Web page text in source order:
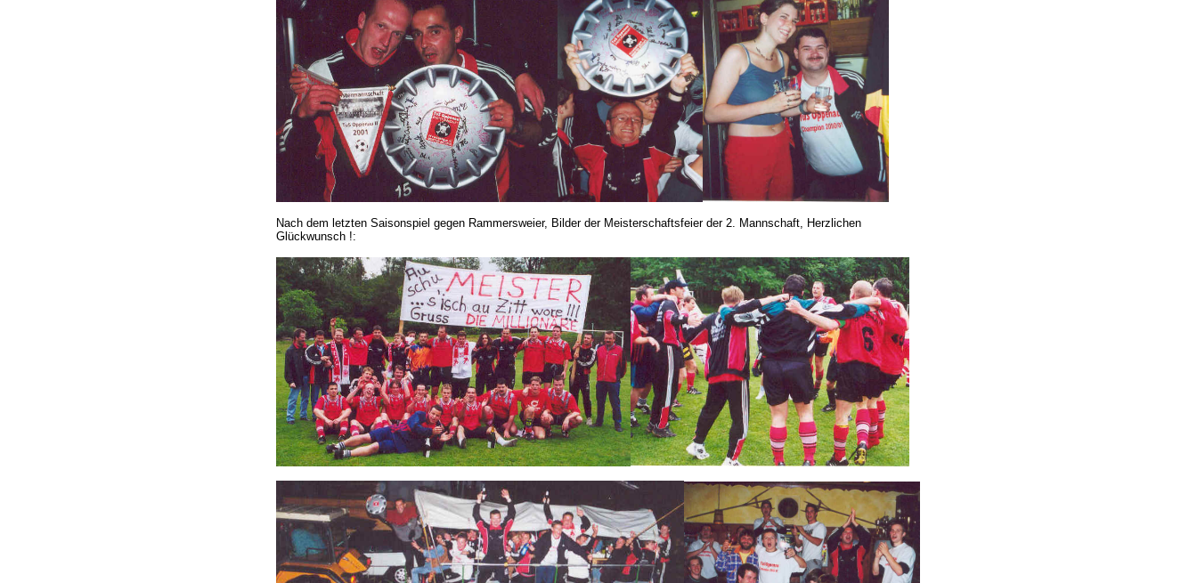
Nach dem letzten Saisonspiel gegen Rammersweier, Bilder der Meisterschaftsfeier der 2. Mannschaft, Herzlichen
Glückwunsch !: